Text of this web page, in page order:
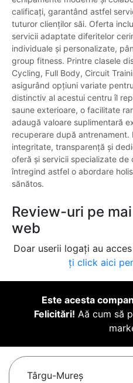
calificați, garantând astfel
tuturor clienților săi. Oferta
servicii adaptate diferitelor
individuale și personalizate,
group fitness. Printre clasele
Cycling, Full Body, Circuit
asigurând opțiuni variate
distinctiv al acestui centru îl
saune exterioare, o facilitate
adaugă valoare suplimentară
recuperare după antrenament.
integritate, transparență și
oferă și servicii specializate de
întregind astfel o abordare
sănătos.
Review-uri pe
web
Doar userii logați au
ți click aici
Este acesta
Felicitări! Aă cum să
Târgu-Mureş